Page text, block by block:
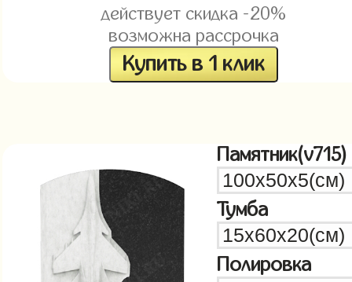
действует скидка -20%
возможна рассрочка
Купить в 1 клик
Памятник(v715)
Тумба
Полировка